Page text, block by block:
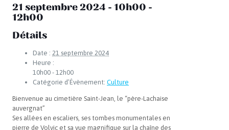
21 septembre 2024 - 10h00 -
12h00
Détails
Date : 21 septembre 2024
Heure :
10h00 - 12h00
Catégorie d’Évènement: Culture
Bienvenue au cimetière Saint-Jean, le “père-Lachaise
auvergnat”
Ses allées en escaliers, ses tombes monumentales en
pierre de Volvic et sa vue magnifique sur la chaîne des